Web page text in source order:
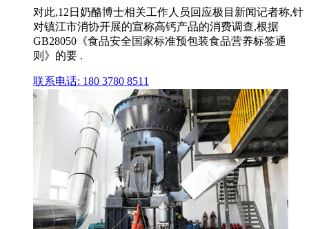
对此,12日奶酪博士相关工作人员回应极目新闻记者称,针
对镇江市消协开展的宣称高钙产品的消费调查,根据
GB28050《食品安全国家标准预包装食品营养标签通
则》的要 .
联系电话: 180 3780 8511